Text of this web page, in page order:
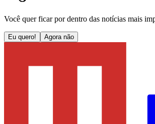
Você quer ficar por dentro das notícias mais
Eu quero! Agora não